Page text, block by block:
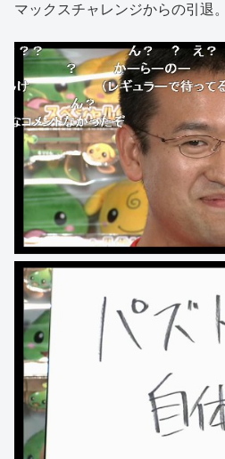
マックスチャレンジからの引退